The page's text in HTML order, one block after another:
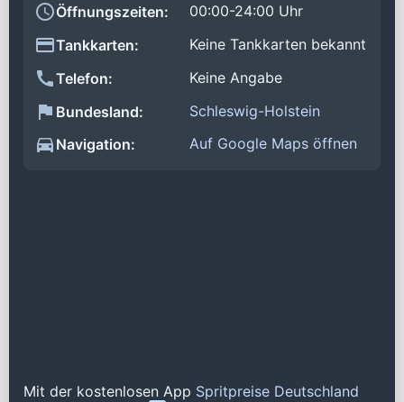
Öffnungszeiten:
00:00-24:00 Uhr
Tankkarten:
Keine Tankkarten bekannt
Telefon:
Keine Angabe
Bundesland:
Schleswig-Holstein
Navigation:
Auf Google Maps öffnen
Mit der kostenlosen App Spritpreise Deutschland